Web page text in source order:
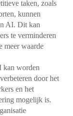
taken, zoals
kunnen
AI. Dit kan
te verminderen
meer waarde
kan worden
door het
en het
mogelijk is.